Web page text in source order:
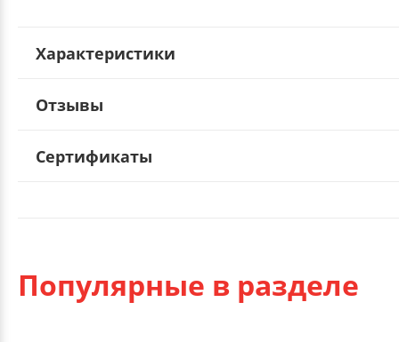
Характеристики
Отзывы
Сертификаты
Популярные в разделе